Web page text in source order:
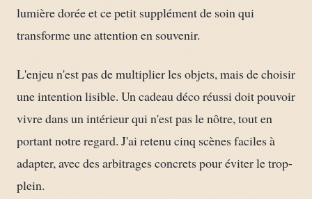
lumière dorée et ce petit supplément de soin qui
transforme une attention en souvenir.
L'enjeu n'est pas de multiplier les objets, mais de choisir
une intention lisible. Un cadeau déco réussi doit pouvoir
vivre dans un intérieur qui n'est pas le nôtre, tout en
portant notre regard. J'ai retenu cinq scènes faciles à
adapter, avec des arbitrages concrets pour éviter le trop-
plein.